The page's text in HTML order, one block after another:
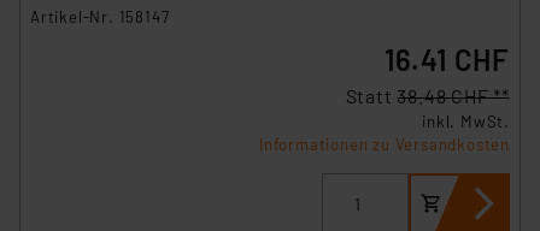
Artikel-Nr. 158147
16.41 CHF
Statt38.48 CHF **
inkl. MwSt.
Informationen zu Versandkosten